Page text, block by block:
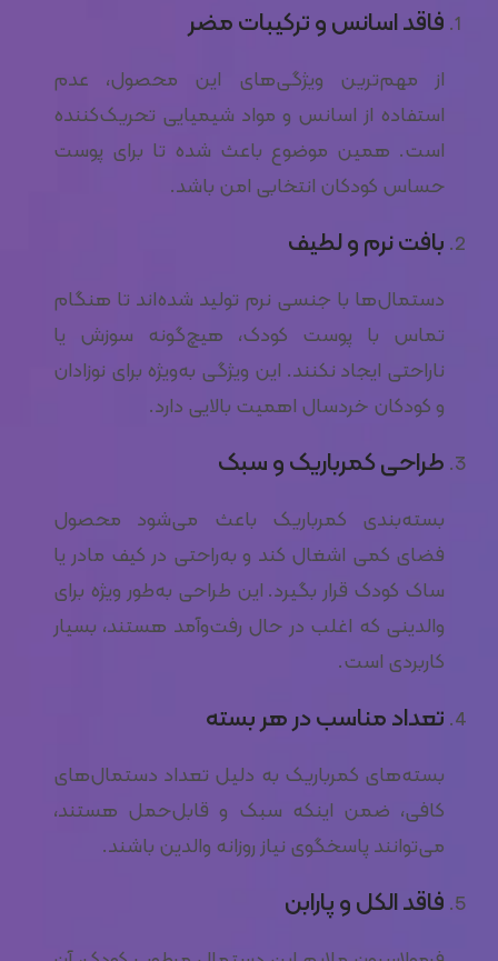
فاقد اسانس و ترکیبات مضر
از مهم‌ترین ویژگی‌های این محصول، عدم
استفاده از اسانس و مواد شیمیایی تحریک‌کننده
است. همین موضوع باعث شده تا برای پوست
حساس کودکان انتخابی امن باشد.
بافت نرم و لطیف
دستمال‌ها با جنسی نرم تولید شده‌اند تا هنگام
تماس با پوست کودک، هیچ‌گونه سوزش یا
ناراحتی ایجاد نکنند. این ویژگی به‌ویژه برای نوزادان
و کودکان خردسال اهمیت بالایی دارد.
طراحی کمرباریک و سبک
بسته‌بندی کمرباریک باعث می‌شود محصول
فضای کمی اشغال کند و به‌راحتی در کیف مادر یا
ساک کودک قرار بگیرد. این طراحی به‌طور ویژه برای
والدینی که اغلب در حال رفت‌وآمد هستند، بسیار
کاربردی است.
تعداد مناسب در هر بسته
بسته‌های کمرباریک به دلیل تعداد دستمال‌های
کافی، ضمن اینکه سبک و قابل‌حمل هستند،
می‌توانند پاسخگوی نیاز روزانه والدین باشند.
فاقد الکل و پارابن